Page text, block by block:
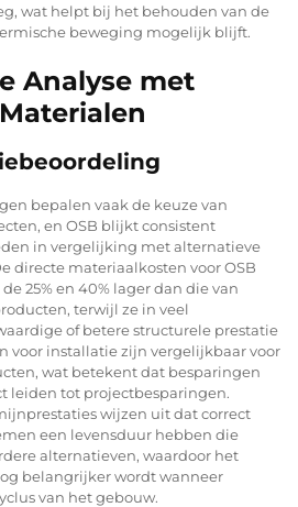
wat helpt bij het behouden van de
beweging mogelijk blijft.
Analyse met
bepalen vaak de keuze van
en OSB blijkt consistent
in vergelijking met alternatieve
directe materiaalkosten voor OSB
25% en 40% lager dan die van
terwijl ze in veel
of betere structurele prestatie
voor installatie zijn vergelijkbaar voor
wat betekent dat besparingen
leiden tot projectbesparingen.
wijzen uit dat correct
een levensduur hebben die
alternatieven, waardoor het
belangrijker wordt wanneer
van het gebouw.